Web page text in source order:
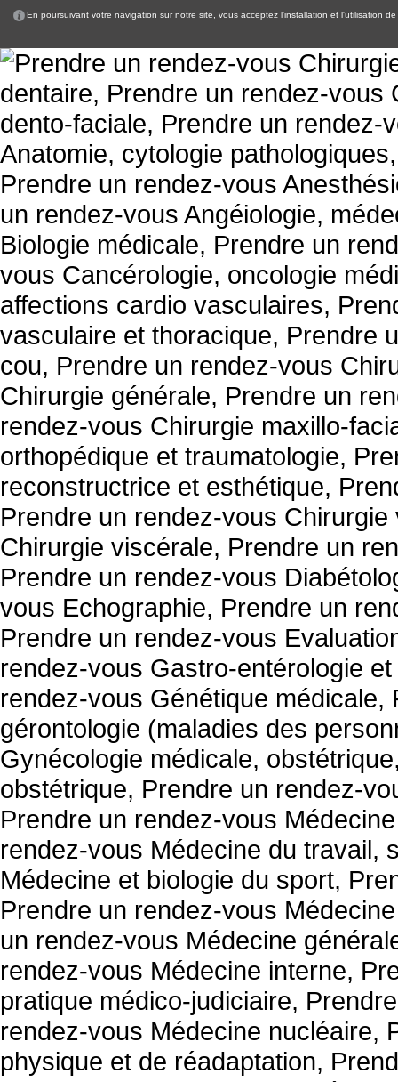
En poursuivant votre navigation sur notre site, vous acceptez l'installation et l'utilisation